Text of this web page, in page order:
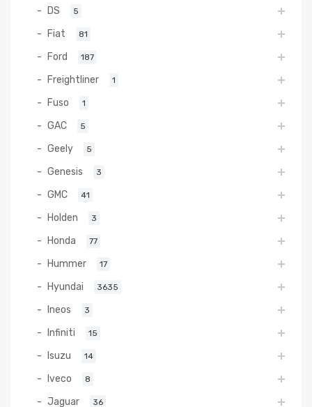
DS 5
Fiat 81
Ford 187
Freightliner 1
Fuso 1
GAC 5
Geely 5
Genesis 3
GMC 41
Holden 3
Honda 77
Hummer 17
Hyundai 3635
Ineos 3
Infiniti 15
Isuzu 14
Iveco 8
Jaguar 36